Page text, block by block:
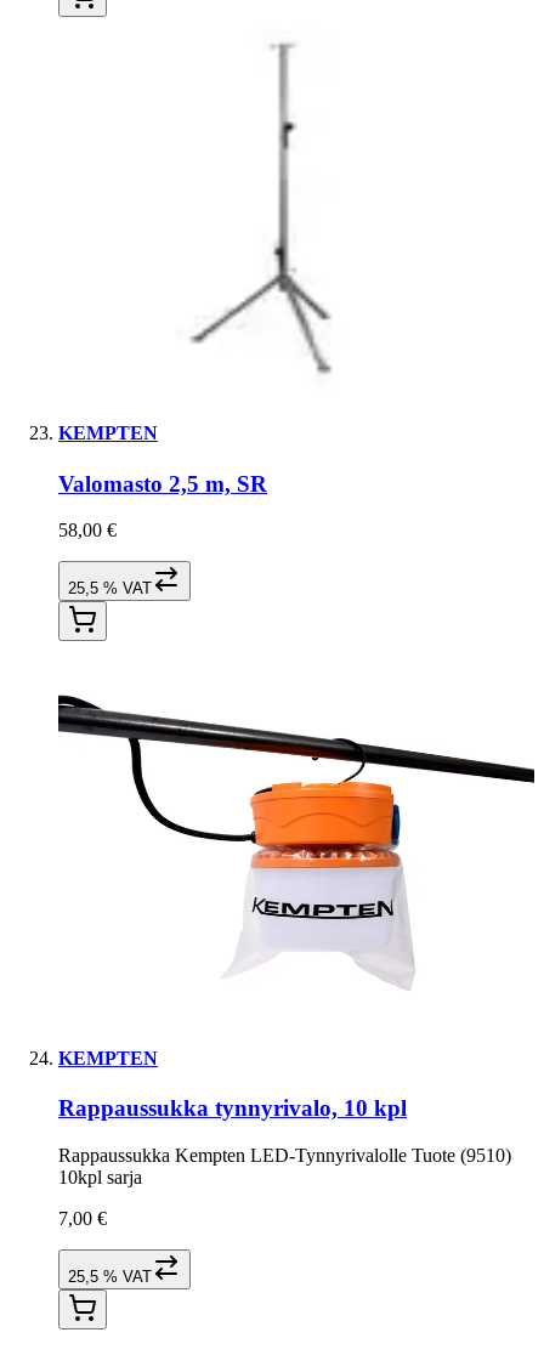
KEMPTEN
Valomasto 2,5 m, SR
58,00 €
25,5 % VAT
KEMPTEN
Rappaussukka tynnyrivalo, 10 kpl
Rappaussukka Kempten LED-Tynnyrivalolle Tuote (9510)
10kpl sarja
7,00 €
25,5 % VAT